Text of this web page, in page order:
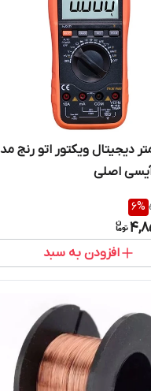
دیجیتال ویکتور اتو رنج
6%
افزودن به سبد